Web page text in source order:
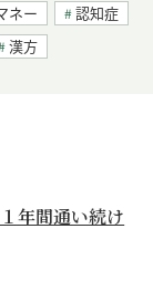
ネー
認知症
漢方
年間通い続け